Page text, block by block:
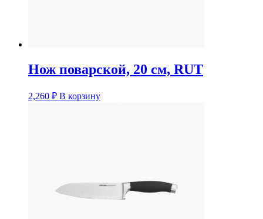
Нож поварской, 20 см, RUT
2,260 ₽ В корзину